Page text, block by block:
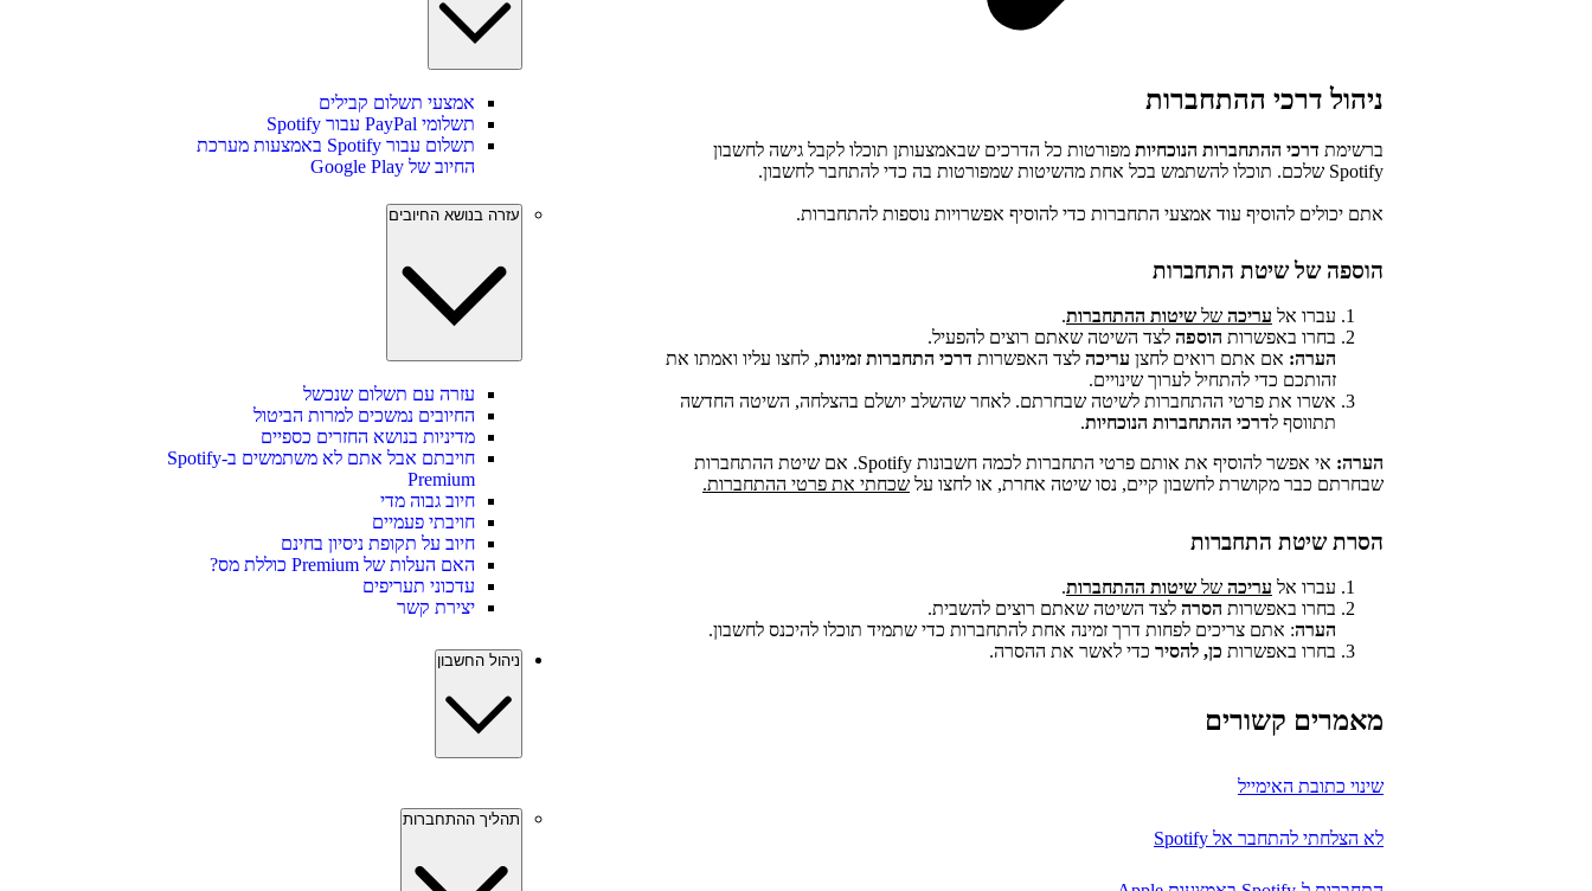
ניהול דרכי ההתחברות
ברשימת דרכי ההתחברות הנוכחיות מפורטות כל הדרכים שבאמצעותן תוכלו לקבל גישה לחשבון
Spotify שלכם. תוכלו להשתמש בכל אחת מהשיטות שמפורטות בה כדי להתחבר לחשבון.
אתם יכולים להוסיף עוד אמצעי התחברות כדי להוסיף אפשרויות נוספות להתחברות.
הוספה של שיטת התחברות
עברו אל עריכה של שיטות ההתחברות.
בחרו באפשרות הוספה לצד השיטה שאתם רוצים להפעיל.
הערה: אם אתם רואים לחצן עריכה לצד האפשרות דרכי התחברות זמינות, לחצו עליו ואמתו את
זהותכם כדי להתחיל לערוך שינויים.
אשרו את פרטי ההתחברות לשיטה שבחרתם. לאחר שהשלב יושלם בהצלחה, השיטה החדשה
תתווסף לדרכי ההתחברות הנוכחיות.
הערה:
אי אפשר להוסיף את אותם פרטי התחברות לכמה חשבונות Spotify. אם שיטת ההתחברות
שבחרתם כבר מקושרת לחשבון קיים, נסו שיטה אחרת, או לחצו על שכחתי את פרטי ההתחברות.
הסרת שיטת התחברות
עברו אל עריכה של שיטות ההתחברות.
בחרו באפשרות הסרה לצד השיטה שאתם רוצים להשבית.
הערה: אתם צריכים לפחות דרך זמינה אחת להתחברות כדי שתמיד תוכלו להיכנס לחשבון.
בחרו באפשרות כן, להסיר כדי לאשר את ההסרה.
מאמרים קשורים
שינוי כתובת האימייל
לא הצלחתי להתחבר אל Spotify
אמצעי תשלום קבילים
תשלומי PayPal עבור Spotify
תשלום עבור Spotify באמצעות מערכת
החיוב של Google Play
עזרה בנושא החיובים
עזרה עם תשלום שנכשל
החיובים נמשכים למרות הביטול
מדיניות בנושא החזרים כספיים
חויבתם אבל אתם לא משתמשים ב-Spotify
Premium
חיוב גבוה מדי
חויבתי פעמיים
חיוב על תקופת ניסיון בחינם
האם העלות של Premium כוללת מס?
עדכוני תעריפים
יצירת קשר
ניהול החשבון
תהליך ההתחברות